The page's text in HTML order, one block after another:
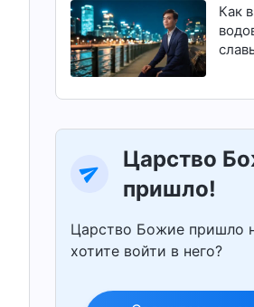
Как
Царство
пришло!
Царство Божие пришло
хотите войти в него?